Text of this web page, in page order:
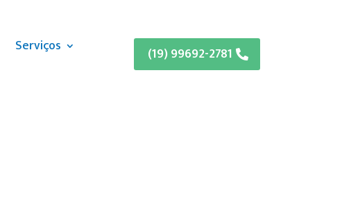
Serviços (19) 99692-2781